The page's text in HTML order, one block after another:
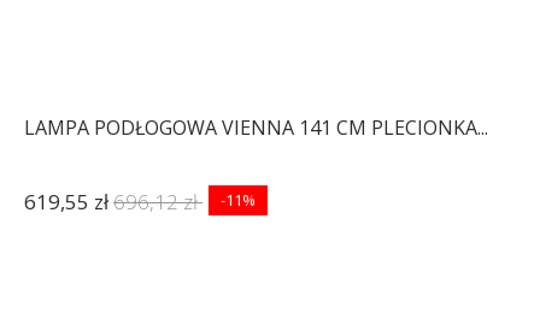
LAMPA PODŁOGOWA VIENNA 141 CM PLECIONKA...
619,55 zł696,12 zł -11%